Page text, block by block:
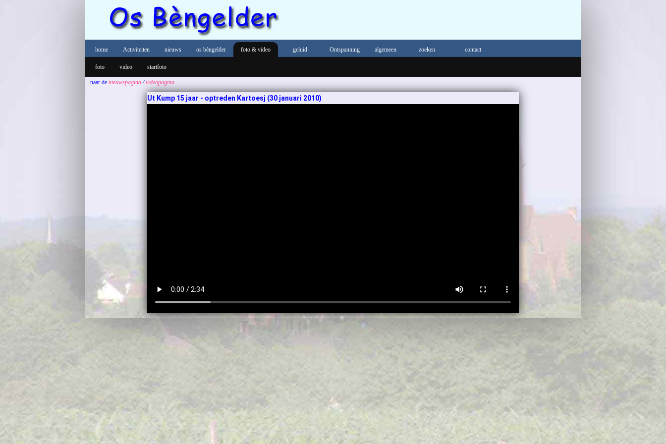
home Activiteiten nieuws os bèngelder foto & video
foto video startfoto
geluid Ontspanning algemeen zoeken contact
naar de nieuwspagina/videopagina
Ut Kump 15 jaar - optreden Kartoesj (30 januari 2010)